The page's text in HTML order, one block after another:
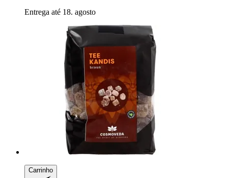
Entrega até 18. agosto
Carrinho